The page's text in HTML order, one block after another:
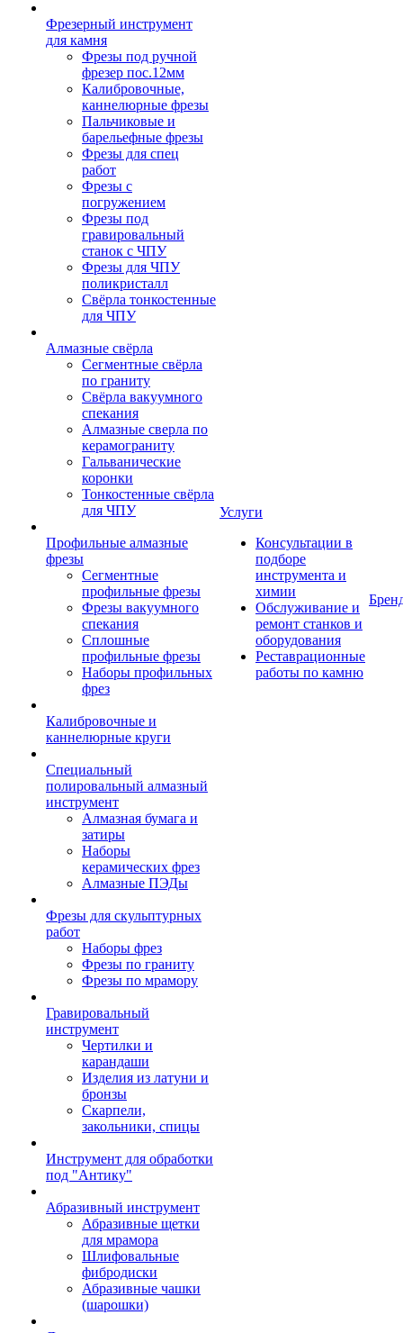
Фрезерный инструмент
для камня
Фрезы под ручной
фрезер пос.12мм
Калибровочные,
каннелюрные фрезы
Пальчиковые и
барельефные фрезы
Фрезы для спец
работ
Фрезы с
погружением
Фрезы под
гравировальный
станок с ЧПУ
Фрезы для ЧПУ
поликристалл
Свёрла тонкостенные
для ЧПУ
Алмазные свёрла
Сегментные свёрла
по граниту
Свёрла вакуумного
спекания
Алмазные сверла по
керамограниту
Гальванические
коронки
Тонкостенные свёрла
для ЧПУ
Профильные алмазные
фрезы
Сегментные
профильные фрезы
Фрезы вакуумного
спекания
Сплошные
профильные фрезы
Наборы профильных
фрез
Калибровочные и
каннелюрные круги
Специальный
полировальный алмазный
инструмент
Алмазная бумага и
затиры
Наборы
керамических фрез
Алмазные ПЭДы
Фрезы для скульптурных
работ
Наборы фрез
Фрезы по граниту
Фрезы по мрамору
Гравировальный
инструмент
Чертилки и
карандаши
Изделия из латуни и
бронзы
Скарпели,
закольники, спицы
Инструмент для обработки
под "Антику"
Абразивный инструмент
Абразивные щетки
для мрамора
Шлифовальные
фибродиски
Абразивные чашки
(шарошки)
Услуги
Консультации в
подборе
инструмента и
химии
Обслуживание и
ремонт станков и
оборудования
Реставрационные
работы по камню